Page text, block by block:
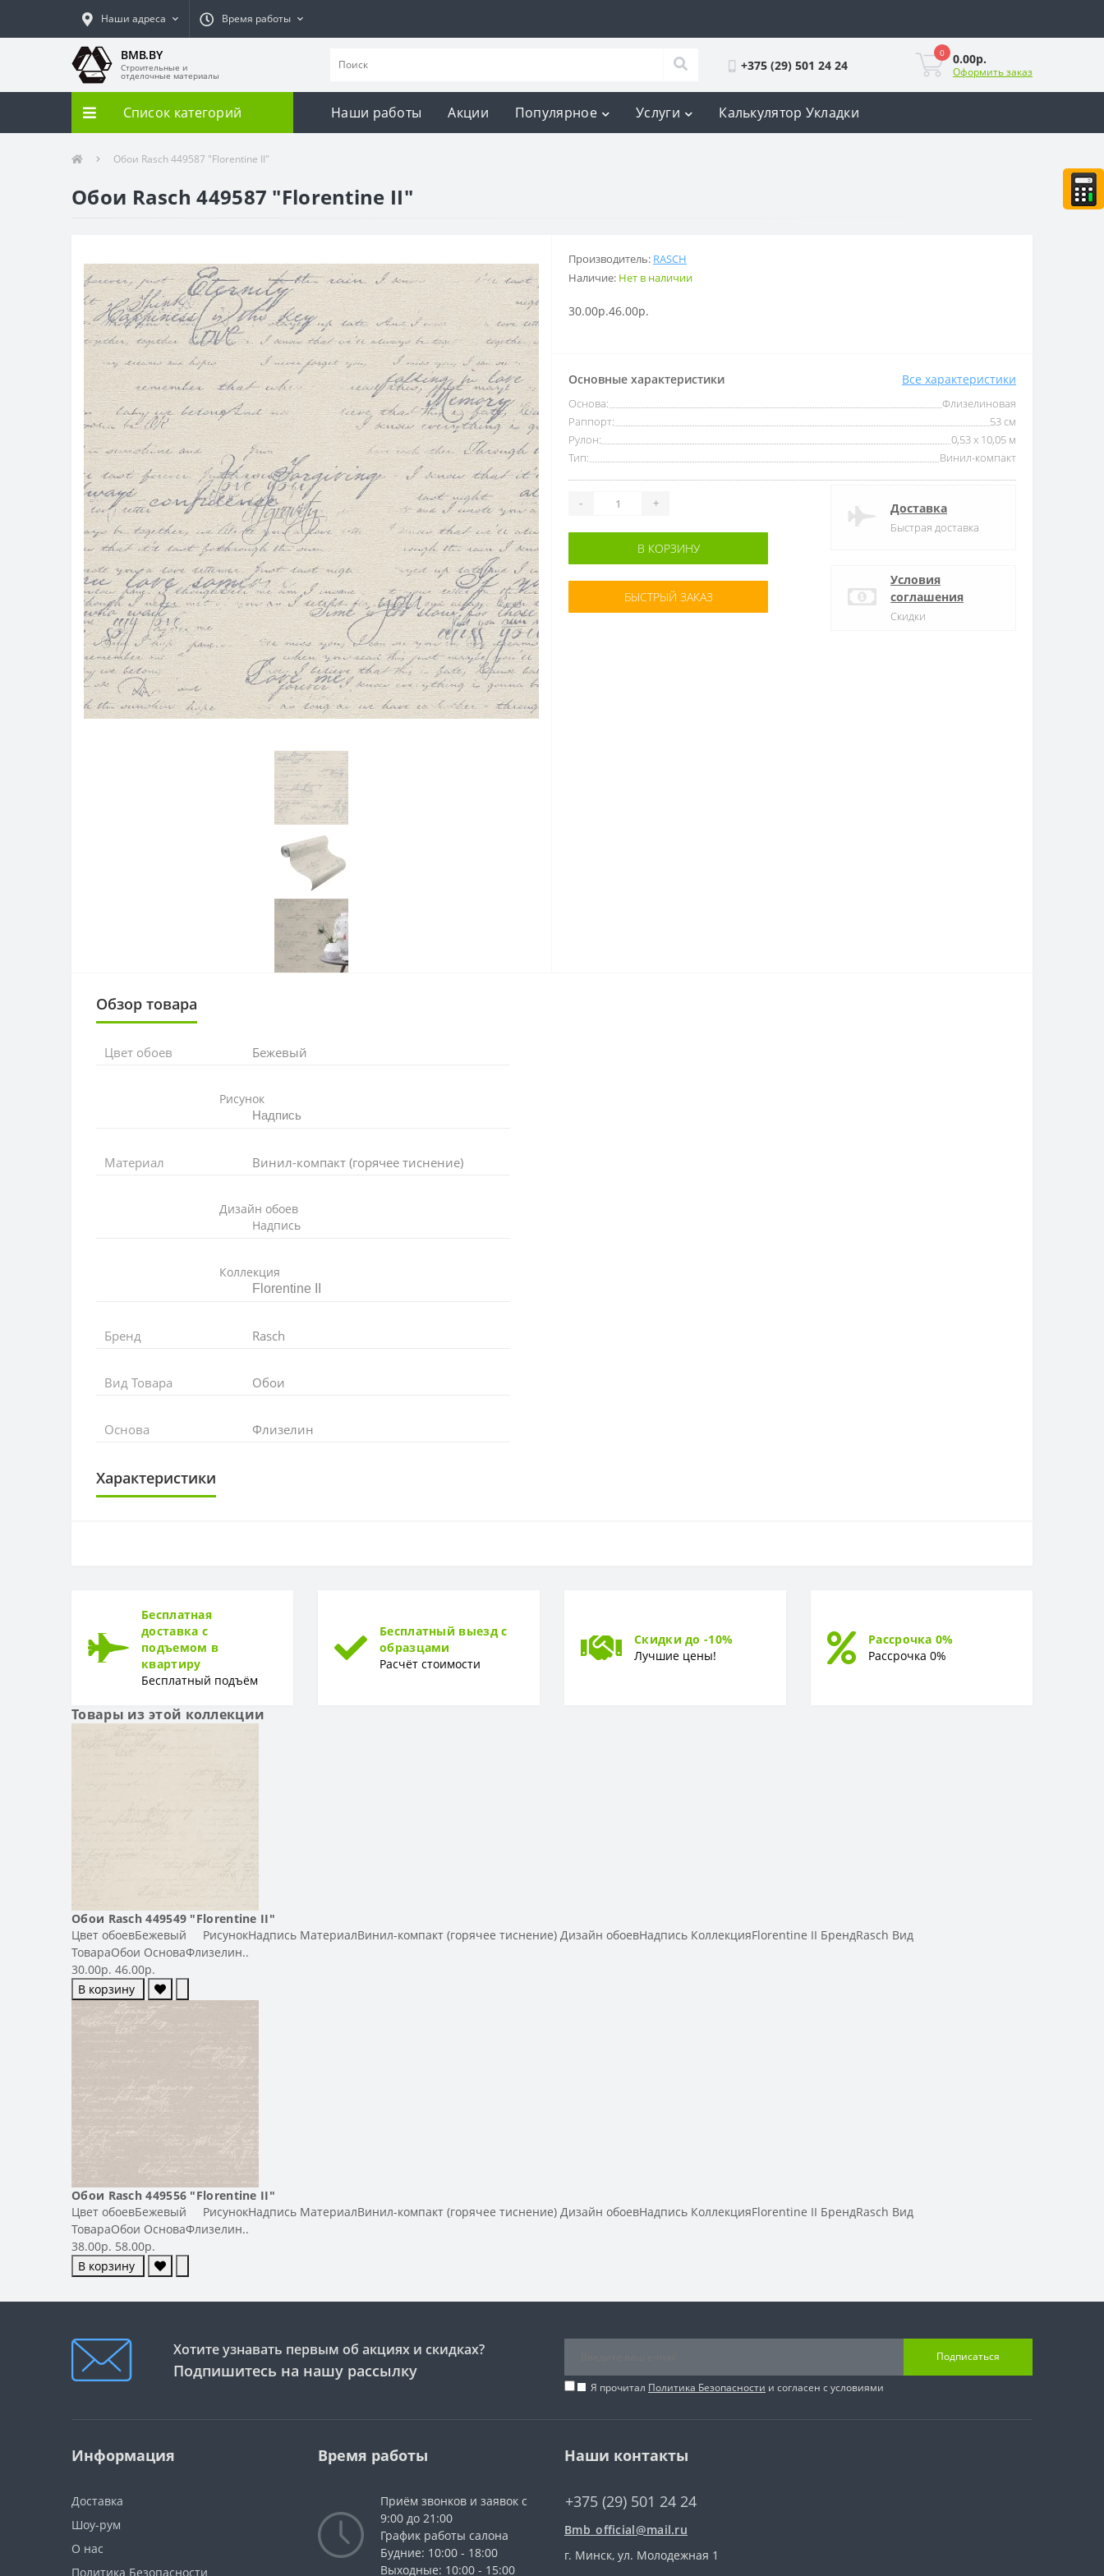
Наши адреса Время работы
BMB.BY
Строительные и
отделочные материалы
+375 (29) 501 24 24
0 0.00р.
Оформить заказ
Список категорий Наши работы Акции Популярное Услуги Калькулятор Укладки
Обои Rasch 449587 "Florentine II"
Обои Rasch 449587 "Florentine II"
Производитель: RASCH
Наличие: Нет в наличии
30.00р.46.00р.
Основные характеристики Все характеристики
Основа:
Флизелиновая
Раппорт:
53 см
Рулон:
0,53 x 10,05 м
Тип:
Винил-компакт
- +
В КОРЗИНУ
БЫСТРЫЙ ЗАКАЗ
Доставка
Быстрая доставка
Условия
соглашения
Скидки
Обзор товара
Цвет обоев Бежевый
Рисунок
Надпись
Материал Винил-компакт (горячее тиснение)
Дизайн обоев
Надпись
Коллекция
Florentine II
Бренд Rasch
Вид Товара Обои
Основа Флизелин
Характеристики
РУЛОН
Тип
Бесплатная
доставка с
подъемом в
квартиру
Бесплатный подъём
Бесплатный выезд с
образцами
Расчёт стоимости
Скидки до -10%
Лучшие цены!
Рассрочка 0%
Рассрочка 0%
Товары из этой коллекции
Обои Rasch 449549 "Florentine II"
Цвет обоевБежевый РисунокНадпись МатериалВинил-компакт (горячее тиснение) Дизайн обоевНадпись КоллекцияFlorentine II БрендRasch Вид
ТовараОбои ОсноваФлизелин..
30.00р. 46.00р.
В корзину
Обои Rasch 449556 "Florentine II"
Цвет обоевБежевый РисунокНадпись МатериалВинил-компакт (горячее тиснение) Дизайн обоевНадпись КоллекцияFlorentine II БрендRasch Вид
ТовараОбои ОсноваФлизелин..
38.00р. 58.00р.
В корзину
Хотите узнавать первым об акциях и скидках?
Подпишитесь на нашу рассылку
Подписаться
Я прочитал Политика Безопасности и согласен с условиями
Информация
Доставка
Шоу-рум
О нас
Политика Безопасности
Время работы
Приём звонков и заявок с
9:00 до 21:00
График работы салона
Будние: 10:00 - 18:00
Выходные: 10:00 - 15:00
Наши контакты
+375 (29) 501 24 24
Bmb_official@mail.ru
г. Минск, ул. Молодежная 1